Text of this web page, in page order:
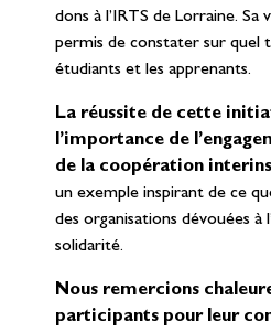
dons à l’IRTS de Lorraine. Sa
permis de constater sur quel
étudiants et les apprenants.
La réussite de cette
l’importance de
de la coopération
un exemple inspirant de ce
des organisations dévouées à
solidarité.
Nous remercions
participants pour leur